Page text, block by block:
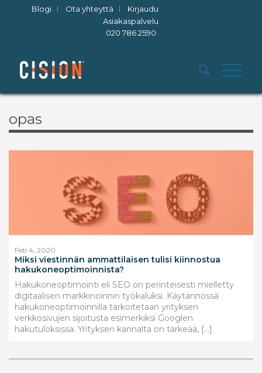
Blogi Ota yhteyttä
Kirjaudu
Asiakaspalvelu
020 786 2590
opas
Feb 4, 2020
Miksi viestinnän ammattilaisen tulisi kiinnostua
hakukoneoptimoinnista?
Hakukoneoptimointi eli SEO on perinteisesti mielletty
digitaalisen markkinoinnin työkaluksi. Käytännössä
hakukoneoptimoinnilla tarkoitetaan yrityksen
verkkosivujen sijoitusta esimerkiksi Googlen
hakutuloksissa. Yrityksen kannalta on tärkeää, […]